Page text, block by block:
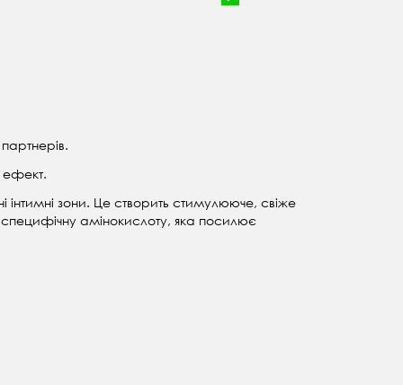
ефект.
зони. Це створить стимулююче, свіже
специфічну амінокислоту, яка посилює